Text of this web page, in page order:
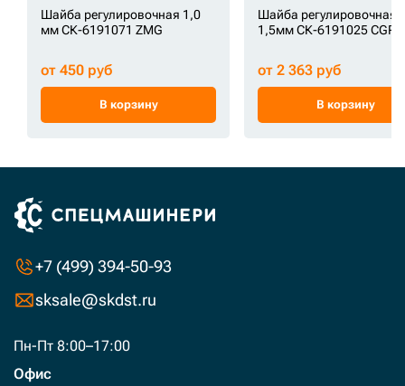
Шайба регулировочная 1,0
мм СК-6191071 ZMG
от 450 руб
В корзину
Шайба регулировочная
1,5мм СК-6191025 CGR
от 2 363 руб
В корзину
+7 (499) 394-50-93
sksale@skdst.ru
Пн-Пт 8:00–17:00
Офис